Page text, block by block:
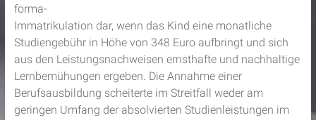
forma-
Immatrikulation dar, wenn das Kind eine monatliche
Studiengebühr in Höhe von 348 Euro aufbringt und sich
aus den Leistungsnachweisen ernsthafte und nachhaltige
Lernbemühungen ergeben. Die Annahme einer
Berufsausbildung scheiterte im Streitfall weder am
geringen Umfang der absolvierten Studienleistungen im